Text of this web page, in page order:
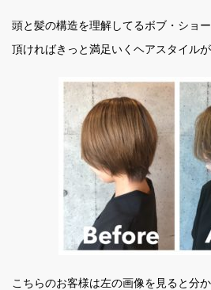
頭と髪の構造を理解してるボブ・ショ
頂ければきっと満足いくヘアスタイル
こちらのお客様は左の画像を見ると分